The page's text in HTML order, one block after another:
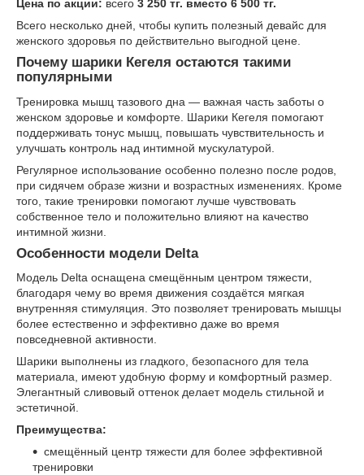
Цена по акции: всего 3 250 тг. вместо 6 500 тг.
Всего несколько дней, чтобы купить полезный девайс для
женского здоровья по действительно выгодной цене.
Почему шарики Кегеля остаются такими
популярными
Тренировка мышц тазового дна — важная часть заботы о
женском здоровье и комфорте. Шарики Кегеля помогают
поддерживать тонус мышц, повышать чувствительность и
улучшать контроль над интимной мускулатурой.
Регулярное использование особенно полезно после родов,
при сидячем образе жизни и возрастных изменениях. Кроме
того, такие тренировки помогают лучше чувствовать
собственное тело и положительно влияют на качество
интимной жизни.
Особенности модели Delta
Модель Delta оснащена смещённым центром тяжести,
благодаря чему во время движения создаётся мягкая
внутренняя стимуляция. Это позволяет тренировать мышцы
более естественно и эффективно даже во время
повседневной активности.
Шарики выполнены из гладкого, безопасного для тела
материала, имеют удобную форму и комфортный размер.
Элегантный сливовый оттенок делает модель стильной и
эстетичной.
Преимущества:
смещённый центр тяжести для более эффективной
тренировки